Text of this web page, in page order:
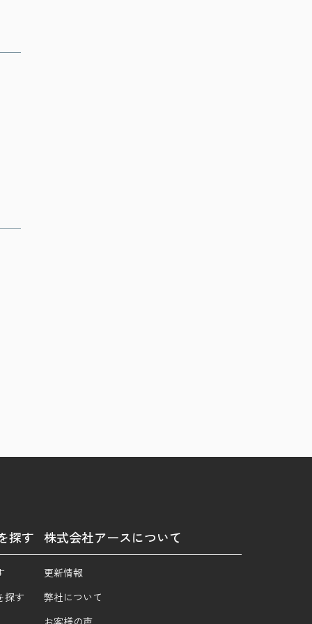
探す
探す
株式会社アースについて
更新情報
弊社について
お客様の声